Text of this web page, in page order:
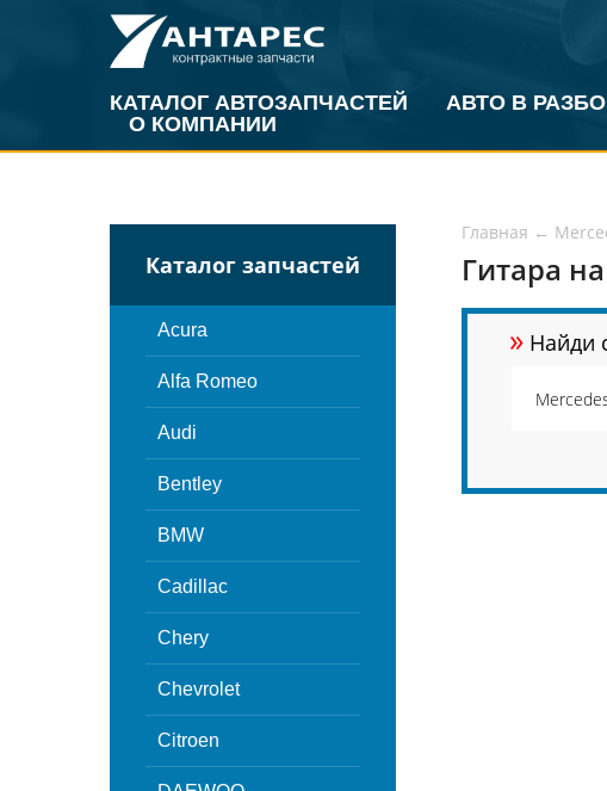
КАТАЛОГ АВТОЗАПЧАСТЕЙ АВТО В
О КОМПАНИИ
Каталог запчастей
Acura
Alfa Romeo
Audi
Bentley
BMW
Cadillac
Chery
Chevrolet
Citroen
Главная ←
Гитара
» Найди